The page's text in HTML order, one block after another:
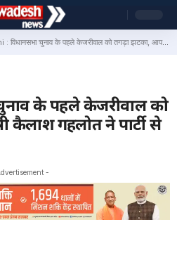
चुनाव के पहले केजरीवाल को तगड़ा झटका, आप मंत्री कैलाश गहलोत ने पार्टी से दिया इस्तीफा
के पहले केजरीवाल को
कैलाश गहलोत ने पार्टी से
-